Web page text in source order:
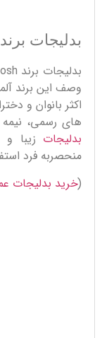
بدلیجات برند Tosh | بدلیجات تاش (توش)
وصف این برند
اکثر بانوان و
های رسمی،
بدلیجات زیبا
منحصربه فرد
(خرید بدلیجات